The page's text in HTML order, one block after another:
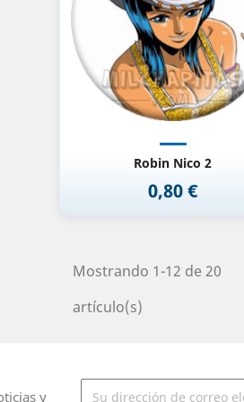
Robin Nico 2
Precio
0,80 €
Mostrando 1-12 de 20
artículo(s)
y